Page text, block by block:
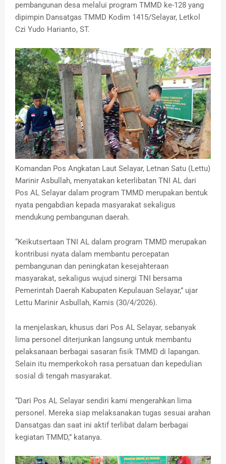
pembangunan desa melalui program TMMD ke-128 yang
dipimpin Dansatgas TMMD Kodim 1415/Selayar, Letkol
Czi Yudo Harianto, ST.
Komandan Pos Angkatan Laut Selayar, Letnan Satu (Lettu)
Marinir Asbullah, menyatakan keterlibatan TNI AL dari
Pos AL Selayar dalam program TMMD merupakan bentuk
nyata pengabdian kepada masyarakat sekaligus
mendukung pembangunan daerah.
“Keikutsertaan TNI AL dalam program TMMD merupakan
kontribusi nyata dalam membantu percepatan
pembangunan dan peningkatan kesejahteraan
masyarakat, sekaligus wujud sinergi TNI bersama
Pemerintah Daerah Kabupaten Kepulauan Selayar,” ujar
Lettu Marinir Asbullah, Kamis (30/4/2026).
Ia menjelaskan, khusus dari Pos AL Selayar, sebanyak
lima personel diterjunkan langsung untuk membantu
pelaksanaan berbagai sasaran fisik TMMD di lapangan.
Selain itu memperkokoh rasa persatuan dan kepedulian
sosial di tengah masyarakat.
“Dari Pos AL Selayar sendiri kami mengerahkan lima
personel. Mereka siap melaksanakan tugas sesuai arahan
Dansatgas dan saat ini aktif terlibat dalam berbagai
kegiatan TMMD,” katanya.